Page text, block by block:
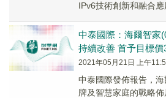
IPv6技術創新和融合應
全...
中泰國際：海爾智家
持續改善 首予目標價
2021年05月21日 上午
中泰國際發佈報告，
牌及智慧家庭的戰略